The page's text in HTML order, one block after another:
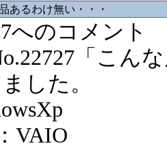
あるわけ無い・・・
へのコメント
「こん
した。
VAIO